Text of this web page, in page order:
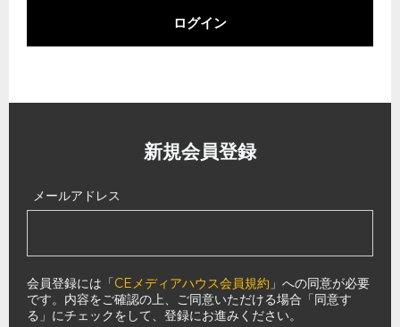
ログイン
新規会員登録
メールアドレス
会員登録には「CEメディアハウス会員規約 」への同意が必要
です。内容をご確認の上、ご同意いただける場合「同意す
る」にチェックをして、登録にお進みください。